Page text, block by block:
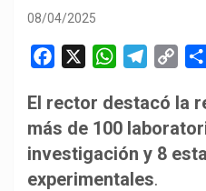
08/04/2025
c
e
b
o
W
a
t
s
A
l
e
g
r
p
y
L
El rector destacó la
más de 100
investigación y 8
experimentales.